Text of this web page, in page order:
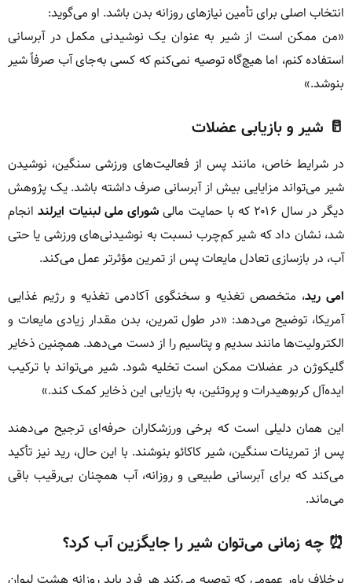
انتخاب اصلی برای تأمین نیازهای روزانه بدن باشد. او می‌گوید:
«من ممکن است از شیر به عنوان یک نوشیدنی مکمل در آبرسانی
استفاده کنم، اما هیچ‌گاه توصیه نمی‌کنم که کسی به‌جای آب صرفاً شیر
بنوشد.»
🥛 شیر و بازیابی عضلات
در شرایط خاص، مانند پس از فعالیت‌های ورزشی سنگین، نوشیدن
شیر می‌تواند مزایایی بیش از آبرسانی صرف داشته باشد. یک پژوهش
دیگر در سال ۲۰۱۶ که با حمایت مالی
شورای ملی لبنیات ایرلندانجام
شد، نشان داد که شیر کم‌چرب نسبت به نوشیدنی‌های ورزشی یا حتی
آب، در بازسازی تعادل مایعات پس از تمرین مؤثرتر عمل می‌کند.
امی رید، متخصص تغذیه و سخنگوی آکادمی تغذیه و رژیم غذایی
آمریکا، توضیح می‌دهد: «در طول تمرین، بدن مقدار زیادی مایعات و
الکترولیت‌ها مانند سدیم و پتاسیم را از دست می‌دهد. همچنین ذخایر
گلیکوژن در عضلات ممکن است تخلیه شود. شیر می‌تواند با ترکیب
ایده‌آل کربوهیدرات و پروتئین، به بازیابی این ذخایر کمک کند.»
این همان دلیلی است که برخی ورزشکاران حرفه‌ای ترجیح می‌دهند
پس از تمرینات سنگین، شیر کاکائو بنوشند. با این حال، رید نیز تأکید
می‌کند که برای آبرسانی طبیعی و روزانه، آب همچنان بی‌رقیب باقی
می‌ماند.
⏰ چه زمانی می‌توان شیر را جایگزین آب کرد؟